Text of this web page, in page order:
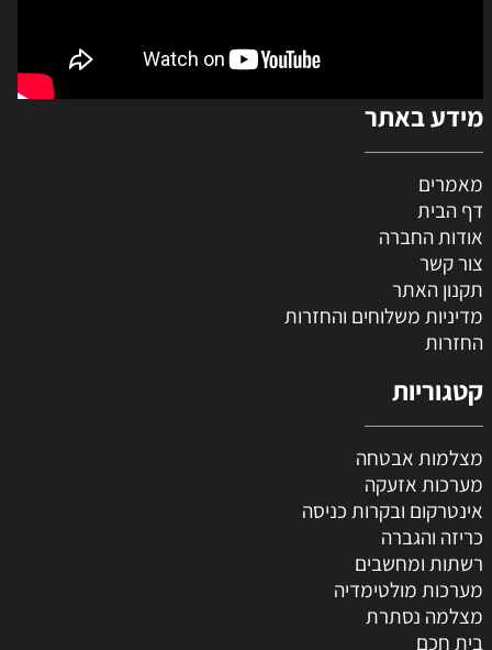
מידע באתר
מאמרים
דף הבית
אודות החברה
צור קשר
תקנון האתר
מדיניות משלוחים והחזרות
החזרות
קטגוריות
מצלמות אבטחה
מערכות אזעקה
אינטרקום ובקרות כניסה
כריזה והגברה
רשתות ומחשבים
מערכות מולטימדיה
מצלמה נסתרת
בית חכם